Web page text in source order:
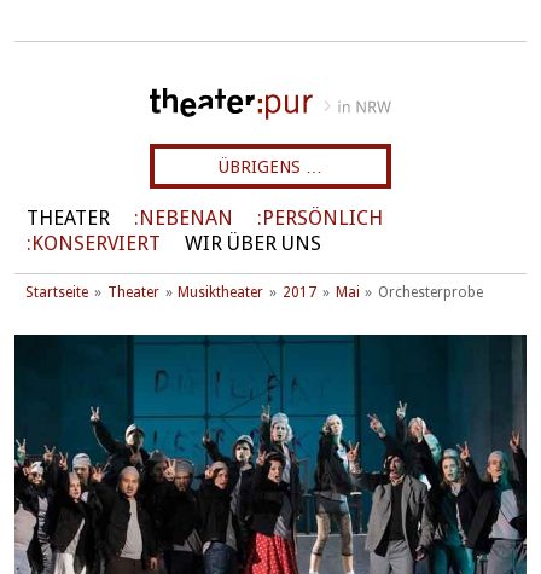
ÜBRIGENS …
THEATER NEBENAN
PERSÖNLICH
KONSERVIERT
WIR ÜBER UNS
Startseite Theater Musiktheater 2017 Mai Orchesterprobe